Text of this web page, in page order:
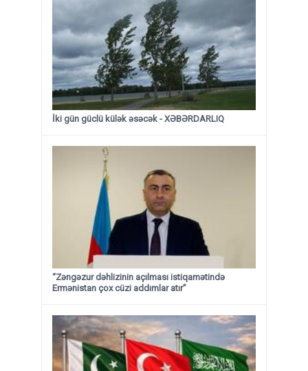
İki gün güclü külək əsəcək - XƏBƏRDARLIQ
“Zəngəzur dəhlizinin açılması istiqamətində
Ermənistan çox cüzi addımlar atır”